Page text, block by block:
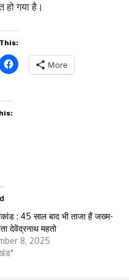
हो गया है।
More
: 45 साल बाद भी ताजा हैं जख्म-
देवेंद्रनाथ महतो
8, 2025